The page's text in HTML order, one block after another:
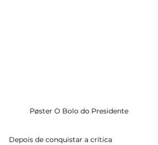
Pøster O Bolo do Presidente
Depois de conquistar a crítica